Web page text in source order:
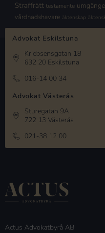
Straffrätt testamente umgänge
vårdnadshavare äktenskap
Advokat Eskilstuna
Kriebsensgatan 18
632 20 Eskilstuna
016-14 00 34
Advokat Västerås
Sturegatan 9A
722 13 Västerås
021-38 12 00
Actus Advokatbyrå AB